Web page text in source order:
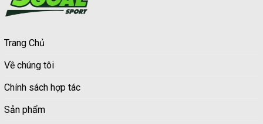
Trang Chủ
Về chúng tôi
Chính sách hợp tác
Sản phẩm